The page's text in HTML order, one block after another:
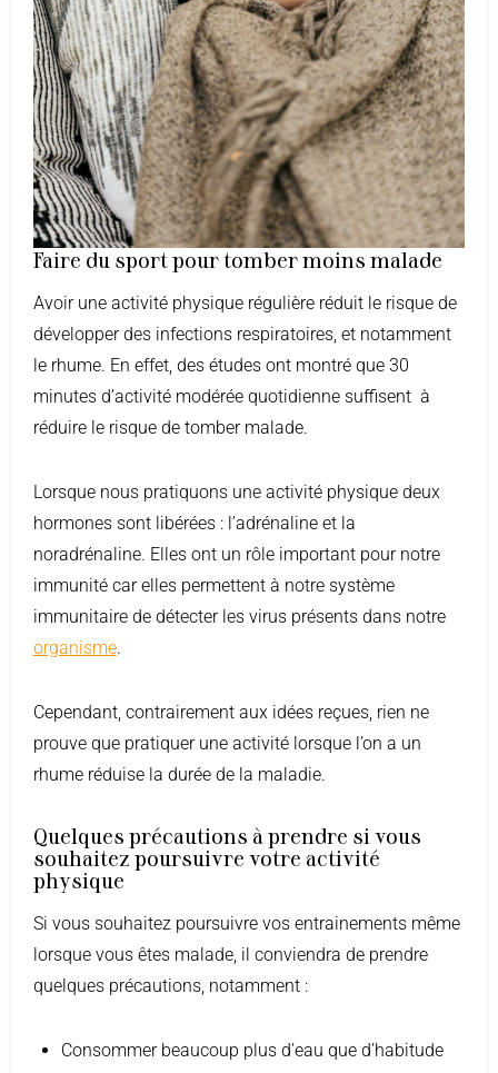
Faire du sport pour tomber moins malade
Avoir une activité physique régulière réduit le risque de
développer des infections respiratoires, et notamment
le rhume. En effet, des études ont montré que 30
minutes d’activité modérée quotidienne suffisent à
réduire le risque de tomber malade.
Lorsque nous pratiquons une activité physique deux
hormones sont libérées : l’adrénaline et la
noradrénaline. Elles ont un rôle important pour notre
immunité car elles permettent à notre système
immunitaire de détecter les virus présents dans notre
organisme.
Cependant, contrairement aux idées reçues, rien ne
prouve que pratiquer une activité lorsque l’on a un
rhume réduise la durée de la maladie.
Quelques précautions à prendre si vous
souhaitez poursuivre votre activité
physique
Si vous souhaitez poursuivre vos entrainements même
lorsque vous êtes malade, il conviendra de prendre
quelques précautions, notamment :
Consommer beaucoup plus d’eau que d’habitude